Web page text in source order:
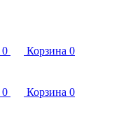
0 Корзина 0
0 Корзина 0